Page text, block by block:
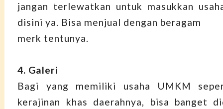
jangan terlewatkan untuk masukkan
disini ya. Bisa menjual dengan beragam
merk tentunya.
4. Galeri
Bagi yang memiliki usaha UMKM
kerajinan khas daerahnya, bisa banget